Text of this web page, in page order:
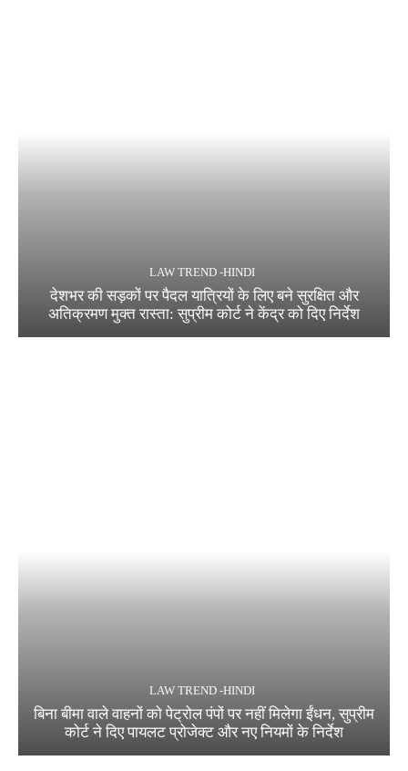
LAW TREND -HINDI
देशभर की सड़कों पर पैदल यात्रियों के लिए बने सुरक्षित और
अतिक्रमण मुक्त रास्ता: सुप्रीम कोर्ट ने केंद्र को दिए निर्देश
LAW TREND -HINDI
बिना बीमा वाले वाहनों को पेट्रोल पंपों पर नहीं मिलेगा ईंधन, सुप्रीम
कोर्ट ने दिए पायलट प्रोजेक्ट और नए नियमों के निर्देश